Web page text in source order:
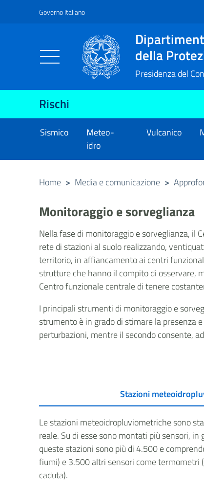
Vai al contenuto principale
Raggiungi il piè di pagina
Governo Italiano
della
Presidenza del
Rischi
Sismico
Meteo-
idro
Vulcanico
Home > Media e comunicazione >
Monitoraggio e sorveglianza
Nella fase di monitoraggio e sorveglianza, il
rete di stazioni al suolo realizzando,
territorio, in affiancamento ai centri
strutture che hanno il compito di osservare,
Centro funzionale centrale di tenere
I principali strumenti di monitoraggio e
strumento è in grado di stimare la presenza
perturbazioni, mentre il secondo consente,
Stazioni
Le stazioni meteoidropluviometriche sono
reale. Su di esse sono montati più sensori,
queste stazioni sono più di 4.500 e
fiumi) e 3.500 altri sensori come termometri
caduta).